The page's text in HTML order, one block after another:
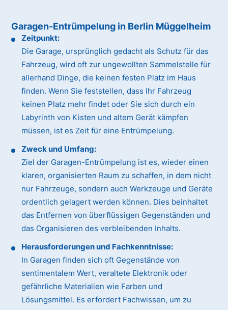
Garagen-Entrümpelung in Berlin Müggelheim
Zeitpunkt:
Die Garage, ursprünglich gedacht als Schutz für das
Fahrzeug, wird oft zur ungewollten Sammelstelle für
allerhand Dinge, die keinen festen Platz im Haus
finden. Wenn Sie feststellen, dass Ihr Fahrzeug
keinen Platz mehr findet oder Sie sich durch ein
Labyrinth von Kisten und altem Gerät kämpfen
müssen, ist es Zeit für eine Entrümpelung.
Zweck und Umfang:
Ziel der Garagen-Entrümpelung ist es, wieder einen
klaren, organisierten Raum zu schaffen, in dem nicht
nur Fahrzeuge, sondern auch Werkzeuge und Geräte
ordentlich gelagert werden können. Dies beinhaltet
das Entfernen von überflüssigen Gegenständen und
das Organisieren des verbleibenden Inhalts.
Herausforderungen und Fachkenntnisse:
In Garagen finden sich oft Gegenstände von
sentimentalem Wert, veraltete Elektronik oder
gefährliche Materialien wie Farben und
Lösungsmittel. Es erfordert Fachwissen, um zu